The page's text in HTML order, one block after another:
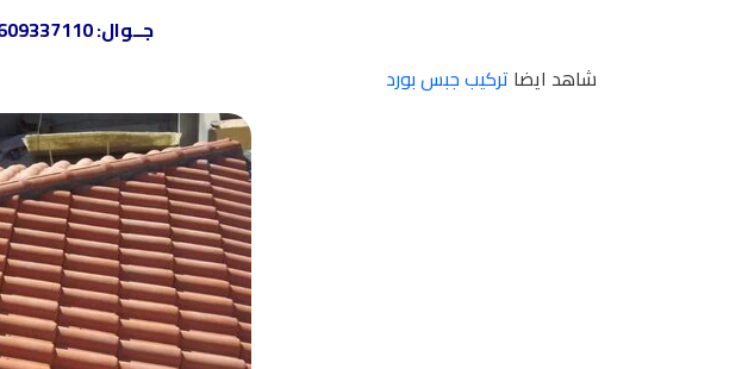
جــوال:050609337110
شاهد ايضا تركيب جبس بورد